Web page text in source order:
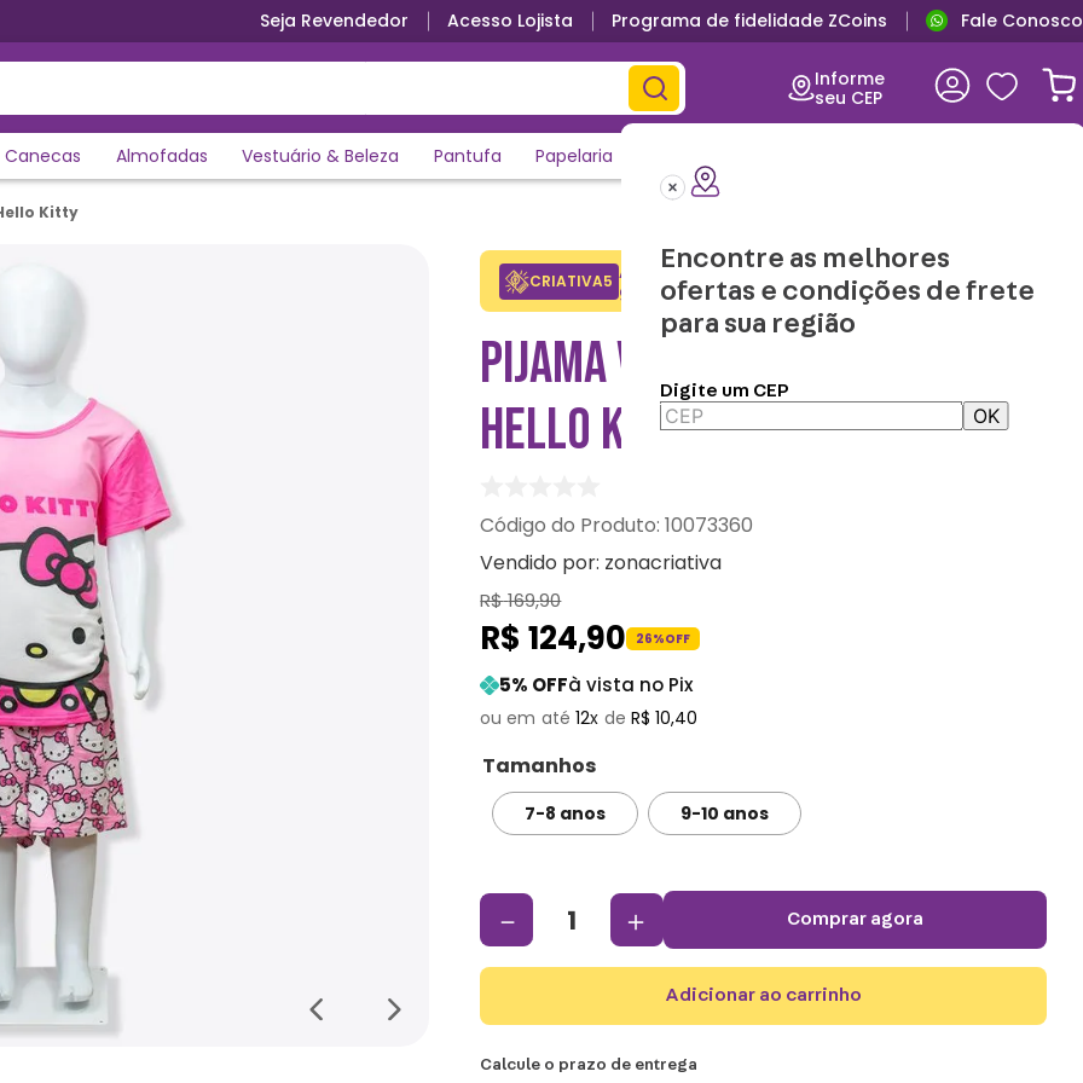
Seja Revendedor Acesso Lojista Programa de fidelidade ZCoins Fale Conosco
Informe
seu CEP
Encontre as melhores
ofertas e condições de frete
para sua região
Digite um CEP
OK
Canecas Almofadas Vestuário & Beleza Pantufa Papelaria
Kitty
CRIATIVA5 Adicione o cupom no carrinho e
ganhe desconto na 1a compra.
Copiar
PIJAMA VERÃO INFANTIL
HELLO KITTY
:10073360
Vendido por: zonacriativa
R$169,90
R$ 124,90 26%OFF
5% OFFà vista no Pix
12 R$ 10,40
Tamanhos
7-8 anos 9-10 anos
＋
－ comprar agora
adicionar ao carrinho